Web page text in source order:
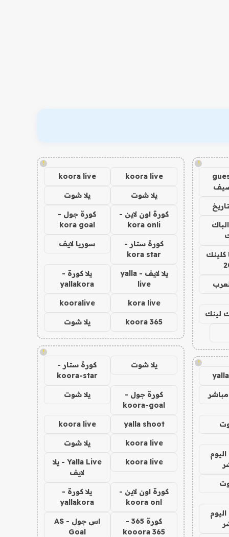
!
كلينك
لينك
!
!
koora live
koora live
يلا شوت يلا شوت
كورة اون لاين -
kora onli
كورة جول -
kora goal
كورة ستار -
kora star
سوريا لايف
يلا لايف - yalla
live
يلا كورة -
yallakora
kora live
kooralive
koora 365 يلا شوت
!
يلا شوت
كورة ستار -
koora-star
كورة جول -
koora-goal
يلا شوت
yalla shoot
koora live
koora live يلا شوت
koora live
Yalla Live - يلا
لايف
كورة اون لاين -
koora onl
يلا كورة -
yallakora
كورة 365 -
kooora 365
اس جول - AS
Goal